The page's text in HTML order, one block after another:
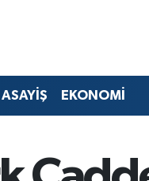
ASAYİŞ EKONOMİ